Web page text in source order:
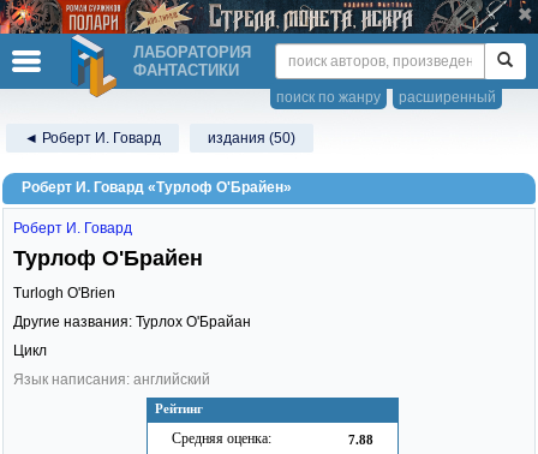
ЛАБОРАТОРИЯ
ФАНТАСТИКИ
расширенный
поиск по жанру
◄ Роберт И. Говард издания (50)
Роберт И. Говард «Турлоф О'Брайен»
Рейтинг
Средняя оценка: 7.88
Роберт И. Говард
Турлоф О'Брайен
Turlogh O'Brien
Другие названия: Турлох О'Брайан
Цикл
Язык написания: английский